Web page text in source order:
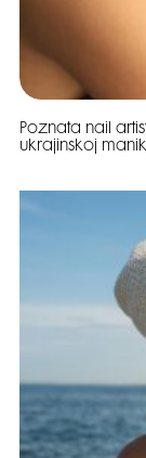
Poznata nail
ukrajinskoj